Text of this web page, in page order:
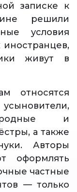
записке к
решили
условия
живут в
относятся
и
а также
Авторы
оформлять
частные
— только